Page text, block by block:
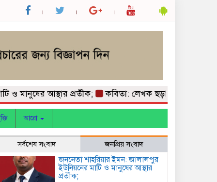
আস্থার প্রতীক; কবিতা: লেখক ছড়া ; বাগেরহাটে
আরো
সর্বশেষ সংবাদ জনপ্রিয় সংবাদ
জননেতা শাহরিয়ার ইমন: জালালপুর
ইউনিয়নের মাটি ও মানুষের আস্থার
প্রতীক;